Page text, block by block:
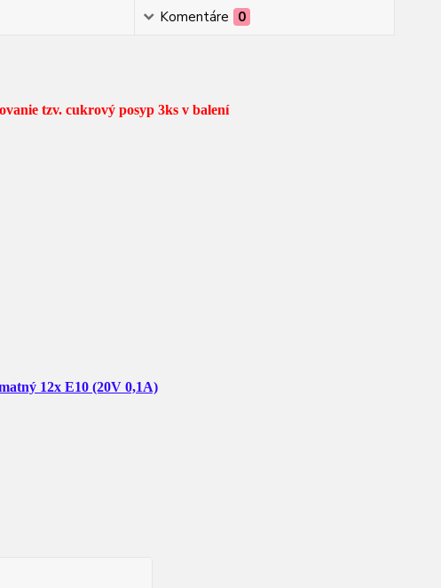
Komentáre 0
tzv. cukrový posyp 3ks v balení
12x E10 (20V 0,1A)